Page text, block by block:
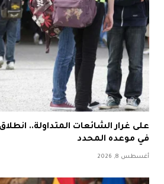
على غرار الشائعات المتداولة..
في موعده المحدد
أغسطس 8, 2026